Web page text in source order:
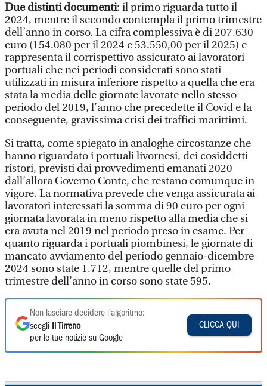
Due distinti documenti: il primo riguarda tutto il
2024, mentre il secondo contempla il primo trimestre
dell’anno in corso. La cifra complessiva è di 207.630
euro (154.080 per il 2024 e 53.550,00 per il 2025) e
rappresenta il corrispettivo assicurato ai lavoratori
portuali che nei periodi considerati sono stati
utilizzati in misura inferiore rispetto a quella che era
stata la media delle giornate lavorate nello stesso
periodo del 2019, l’anno che precedette il Covid e la
conseguente, gravissima crisi dei traffici marittimi.
Si tratta, come spiegato in analoghe circostanze che
hanno riguardato i portuali livornesi, dei cosiddetti
ristori, previsti dai provvedimenti emanati 2020
dall’allora Governo Conte, che restano comunque in
vigore. La normativa prevede che venga assicurata ai
lavoratori interessati la somma di 90 euro per ogni
giornata lavorata in meno rispetto alla media che si
era avuta nel 2019 nel periodo preso in esame. Per
quanto riguarda i portuali piombinesi, le giornate di
mancato avviamento del periodo gennaio-dicembre
2024 sono state 1.712, mentre quelle del primo
trimestre dell’anno in corso sono state 595.
Non lasciare decidere l'algoritmo:
scegli
Il Tirreno
per le tue notizie su Google
CLICCA QUI